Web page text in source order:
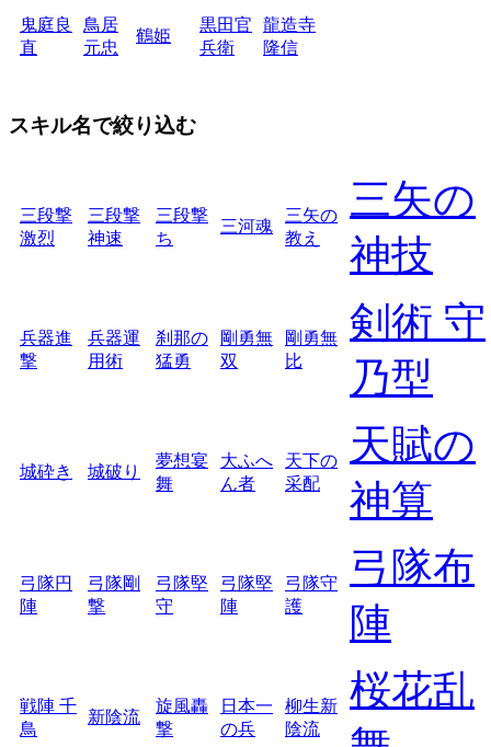
鬼庭良
直
鳥居
元忠
鶴姫
黒田官
兵衛
龍造寺
隆信
スキル名で絞り込む
三段撃
激烈
三段撃
神速
三段撃
ち
三河魂
三矢の
教え
三矢の
神技
兵器進
撃
兵器運
用術
刹那の
猛勇
剛勇無
双
剛勇無
比
剣術 守
乃型
城砕き 城破り
夢想宴
舞
大ふへ
ん者
天下の
采配
天賦の
神算
弓隊円
陣
弓隊剛
撃
弓隊堅
守
弓隊堅
陣
弓隊守
護
弓隊布
陣
戦陣 千
鳥
新陰流
旋風轟
撃
日本一
の兵
柳生新
陰流
桜花乱